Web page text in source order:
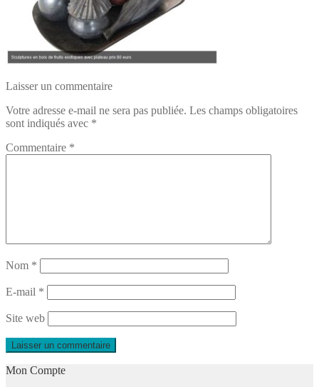
Laisser un commentaire
Votre adresse e-mail ne sera pas publiée. Les champs obligatoires
sont indiqués avec *
Commentaire *
Nom *
E-mail *
Site web
Mon Compte